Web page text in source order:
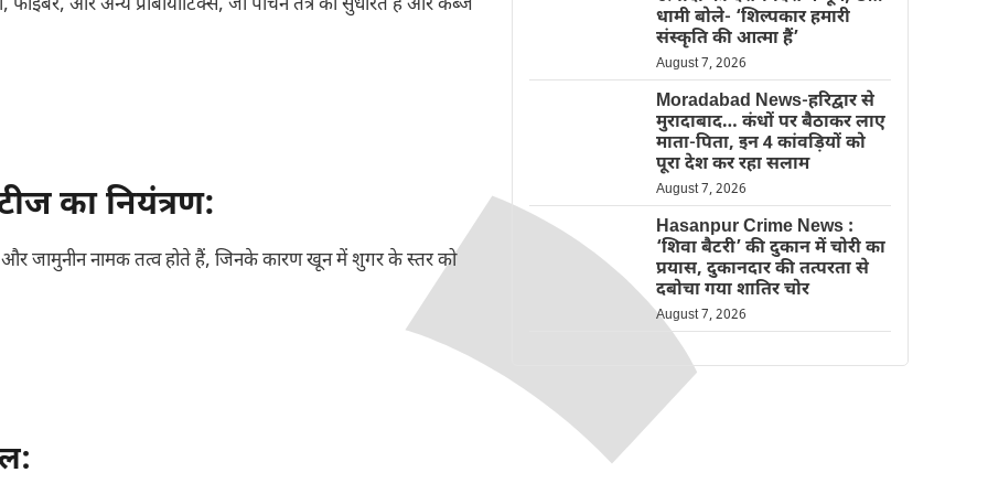
फाइबर, और अन्य प्रोबायोटिक्स, जो पाचन तंत्र को सुधारते हैं और कब्ज
का नियंत्रण:
जामुनीन नामक तत्व होते हैं, जिनके कारण खून में शुगर के स्तर को
धामी बोले- ‘शिल्पकार हमारी
संस्कृति की आत्मा हैं’
August 7, 2026
Moradabad News-हरिद्वार से
मुरादाबाद… कंधों पर बैठाकर लाए
माता-पिता, इन 4 कांवड़ियों को
पूरा देश कर रहा सलाम
August 7, 2026
Hasanpur Crime News :
‘शिवा बैटरी’ की दुकान में चोरी का
प्रयास, दुकानदार की तत्परता से
दबोचा गया शातिर चोर
August 7, 2026